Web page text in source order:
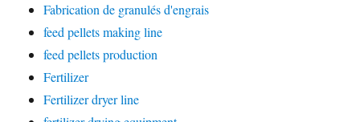
Fabrication de granulés d'engrais
feed pellets making line
feed pellets production
Fertilizer
Fertilizer dryer line